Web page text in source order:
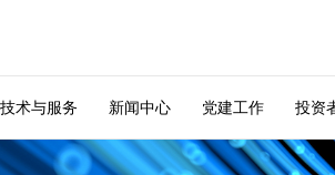
技术与服务 新闻中心 党建工作 投资